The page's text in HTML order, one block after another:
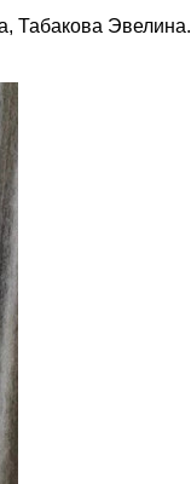
Табакова Эвелина.